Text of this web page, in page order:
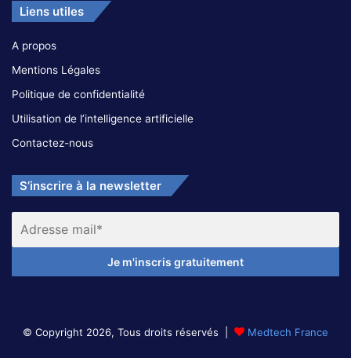
Liens utiles
A propos
Mentions Légales
Politique de confidentialité
Utilisation de l’intelligence artificielle
Contactez-nous
S’inscrire à la newsletter
© Copyright 2026, Tous droits réservés | Medtech France